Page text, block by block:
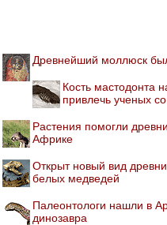
Древнейший моллюск
Кость мастодонта
привлечь ученых
Растения помогли
Африке
Открыт новый вид
белых медведей
Палеонтологи нашли в
динозавра